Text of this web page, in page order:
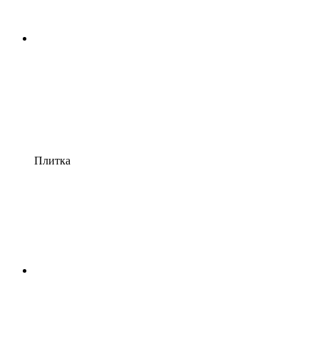
Плитка